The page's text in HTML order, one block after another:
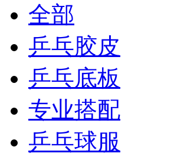
全部
乒乓胶皮
乒乓底板
专业搭配
乒乓球服